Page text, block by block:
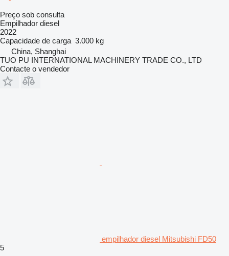
Preço sob consulta
Empilhador diesel
2022
Capacidade de carga 3.000 kg
China, Shanghai
TUO PU INTERNATIONAL MACHINERY TRADE CO., LTD
Contacte o vendedor
empilhador diesel Mitsubishi FD50
5